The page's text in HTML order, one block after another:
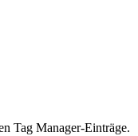
Tag Manager-Einträge.